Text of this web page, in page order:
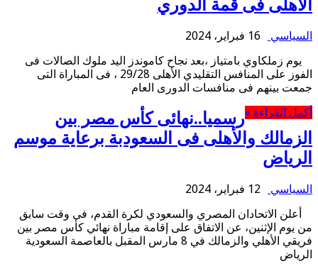
الأهلى فى قمة الدوري
السياسي
16 فبراير، 2024
يوم زملكاوي بامتياز ،بعد نجاح كاموندز اليد ملوك الصالات فى
الفوز على المنافس التقليدي الأهلى 29/28 ، فى المباراة التى
جمعت بينهم فى منافسات الدورى العام
أكمل القراءة »رسميا..نهائى كأس مصر بين
الزمالك والأهلى فى السعودبة برعاية موسم
الرياض
السياسي
12 فبراير، 2024
أعلن الاتحادان المصري والسعودي لكرة القدم، فى وقت سابق
من يوم الإثنين، عن الاتفاق على إقامة مباراة نهائي كأس مصر بين
فريقي الأهلي والزمالك في 8 مارس المقبل بالعاصمة السعودية
الرياض